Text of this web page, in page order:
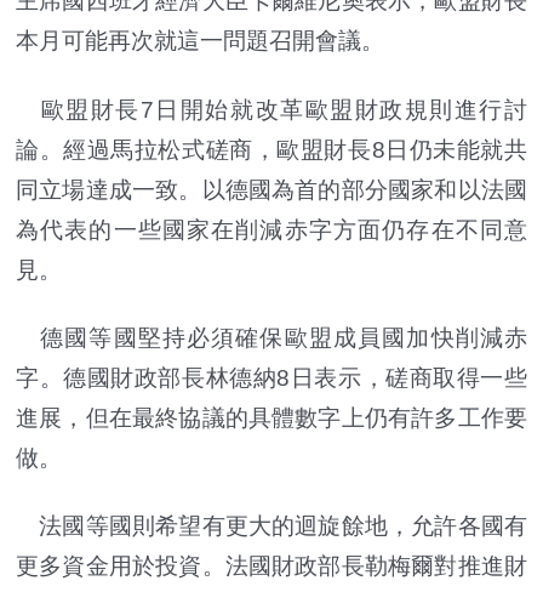
本月可能再次就這一問題召開會議。
歐盟財長7日開始就改革歐盟財政規則進行討
論。經過馬拉松式磋商，歐盟財長8日仍未能就共
同立場達成一致。以德國為首的部分國家和以法國
為代表的一些國家在削減赤字方面仍存在不同意
見。
德國等國堅持必須確保歐盟成員國加快削減赤
字。德國財政部長林德納8日表示，磋商取得一些
進展，但在最終協議的具體數字上仍有許多工作要
做。
法國等國則希望有更大的迴旋餘地，允許各國有
更多資金用於投資。法國財政部長勒梅爾對推進財